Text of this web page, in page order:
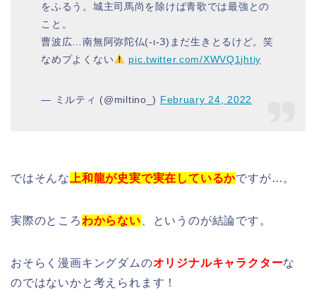
をふるう。城主司馬尚を除けば青歌では最強との
こと。
曹波広…南無阿弥陀仏(-ι-З)まだ生きとるけど。笑
なめプよくない
pic.twitter.com/XWVQ1jhtiy
— ミルティ (@miltino_) February 24, 2022
ではそんな 上和龍が史実で実在しているかですが…。
実際のところわからない 、というのが結論です。
おそらく漫画キングダムのオリジナルキャラクターな
のではないかと考えられます！